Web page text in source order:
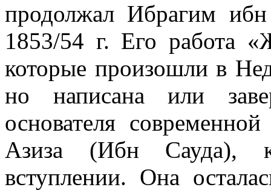
продолжал Ибрагим
1853/54 г. Его работа
которые произошли в
но написана или
основателя
Азиза (Ибн Сауда),
вступлении. Она